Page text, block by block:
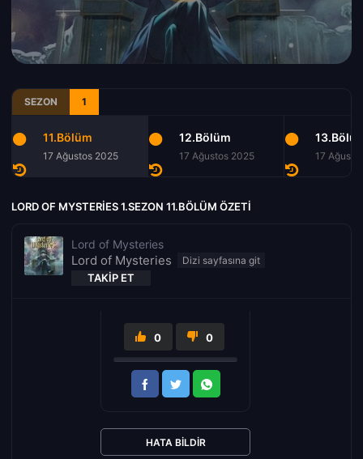
SEZON 1
11.Bölüm
17 Ağustos 2025
12.Bölüm
17 Ağustos 2025 17
LORD OF MYSTERIES 1.SEZON 11.BÖLÜM ÖZETI
Lord of Mysteries
Lord of Mysteries
TAKIP ET
0 0
HATA BILDIR